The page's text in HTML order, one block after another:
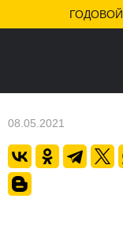
ГОДОВОЙ
08.05.2021